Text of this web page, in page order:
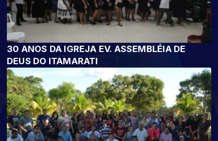
30 ANOS DA IGREJA EV. ASSEMBLÉIA DE
DEUS DO ITAMARATI